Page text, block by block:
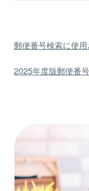
郵便番号検索に使
2025年度版郵便番